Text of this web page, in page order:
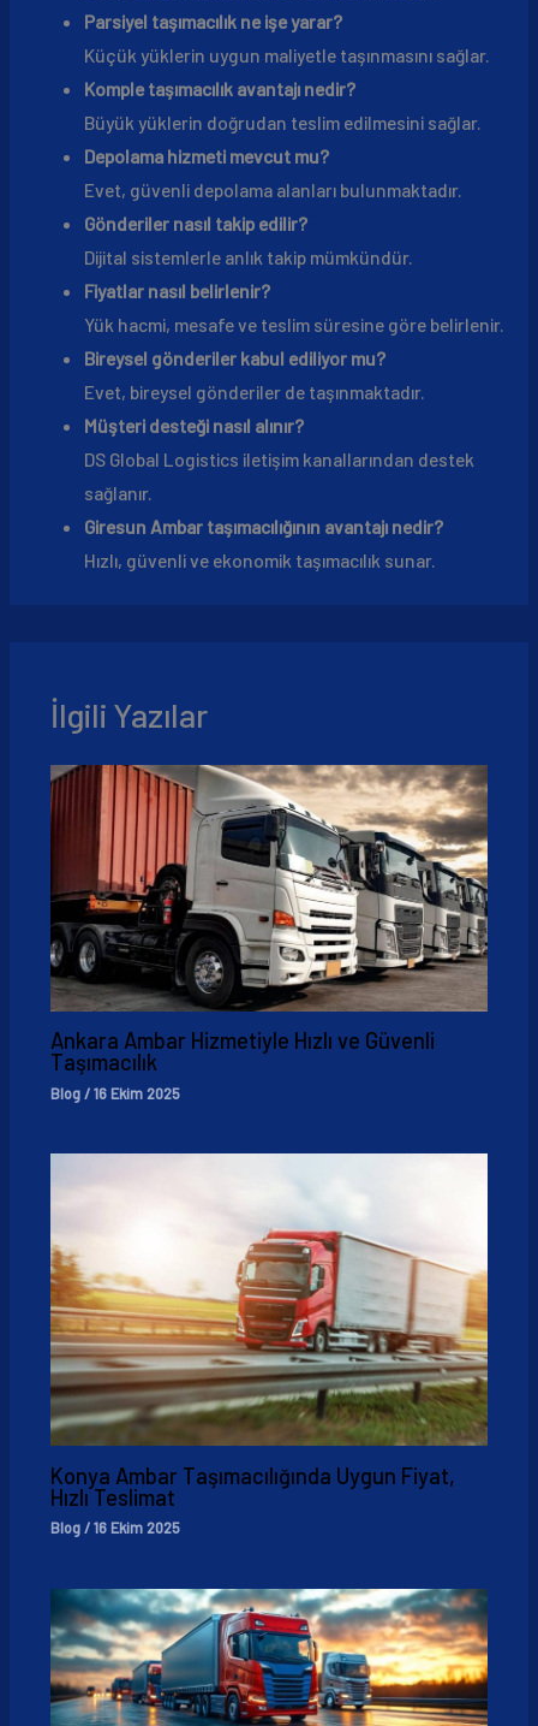
Parsiyel taşımacılık ne işe yarar?
Küçük yüklerin uygun maliyetle taşınmasını sağlar.
Komple taşımacılık avantajı nedir?
Büyük yüklerin doğrudan teslim edilmesini sağlar.
Depolama hizmeti mevcut mu?
Evet, güvenli depolama alanları bulunmaktadır.
Gönderiler nasıl takip edilir?
Dijital sistemlerle anlık takip mümkündür.
Fiyatlar nasıl belirlenir?
Yük hacmi, mesafe ve teslim süresine göre belirlenir.
Bireysel gönderiler kabul ediliyor mu?
Evet, bireysel gönderiler de taşınmaktadır.
Müşteri desteği nasıl alınır?
DS Global Logistics iletişim kanallarından destek
sağlanır.
Giresun Ambar taşımacılığının avantajı nedir?
Hızlı, güvenli ve ekonomik taşımacılık sunar.
İlgili Yazılar
Ankara Ambar Hizmetiyle Hızlı ve Güvenli
Taşımacılık
Blog/16 Ekim 2025
Konya Ambar Taşımacılığında Uygun Fiyat,
Hızlı Teslimat
Blog/16 Ekim 2025